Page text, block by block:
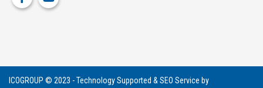
ICOGROUP © 2023 - Technology Supported & SEO Service by